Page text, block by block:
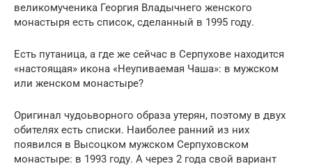
великомученика Георгия Владычнего женского
монастыря есть список, сделанный в 1995 году.
Есть путаница, а где же сейчас в Серпухове находится
«настоящая» икона «Неупиваемая Чаша»: в мужском
или женском монастыре?
Оригинал чудоьворного образа утерян, поэтому в двух
обителях есть списки. Наиболее ранний из них
появился в Высоцком мужском Серпуховском
монастыре: в 1993 году. А через 2 года свой вариант